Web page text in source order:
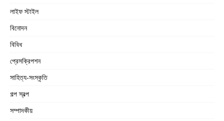
লাইফ স্টাইল
বিনোদন
বিবিধ
প্রেসক্রিপশন
সাহিত্য-সংস্কৃতি
গল্প স্বল্প
সম্পাদকীয়